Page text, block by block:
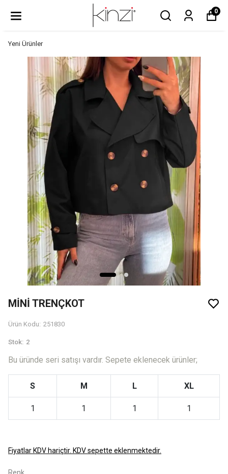
0
Yeni Ürünler
MİNİ TRENÇKOT
Ürün Kodu: 251830
Stok: 2
Bu üründe seri satışı vardır. Sepete eklenecek ürünler;
S M L XL
1 1 1 1
Fiyatlar KDV hariçtir. KDV sepette eklenmektedir.